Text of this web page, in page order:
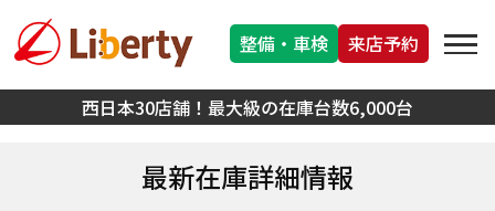
西日本30店舗！最大級の在庫台数6,000台
整備・車検 来店予約
最新在庫詳細情報